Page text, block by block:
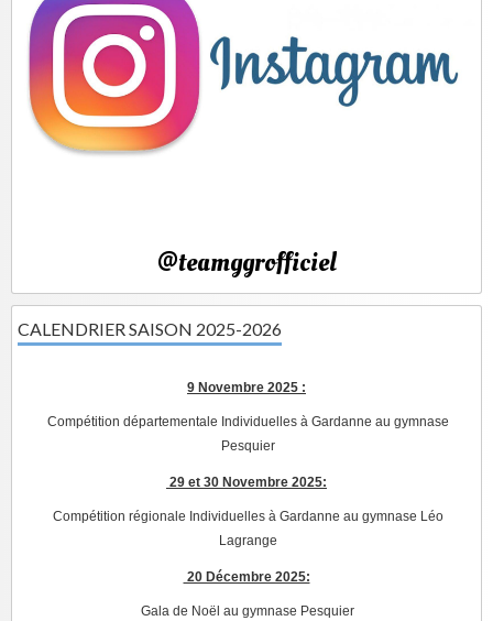
@teamggrofficiel
CALENDRIER SAISON 2025-2026
9 Novembre 2025 :
Compétition départementale Individuelles à Gardanne au gymnase
Pesquier
29 et 30 Novembre 2025:
Compétition régionale Individuelles à Gardanne au gymnase Léo
Lagrange
20 Décembre 2025:
Gala de Noël au gymnase Pesquier